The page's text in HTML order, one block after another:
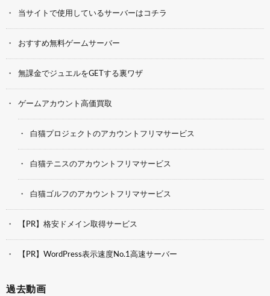
当サイトで使用しているサーバーはコチラ
おすすめ無料ゲームサーバー
無課金でジュエルをGETする裏ワザ
ゲームアカウント高価買取
白猫プロジェクトのアカウントフリマサービス
白猫テニスのアカウントフリマサービス
白猫ゴルフのアカウントフリマサービス
【PR】格安ドメイン取得サービス
【PR】WordPress表示速度No.1高速サーバー
過去動画